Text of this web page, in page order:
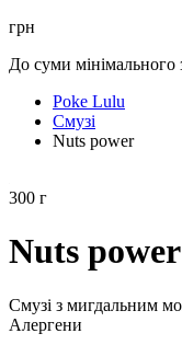
грн
До суми мінімального
Poke Lulu
Смузі
Nuts power
300 г
Nuts power
Смузі з мигдальним
Алергени